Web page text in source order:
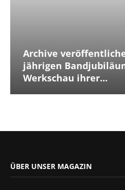
Archive
jährigen
Werkschau ihrer...
ÜBER UNSER MAGAZIN